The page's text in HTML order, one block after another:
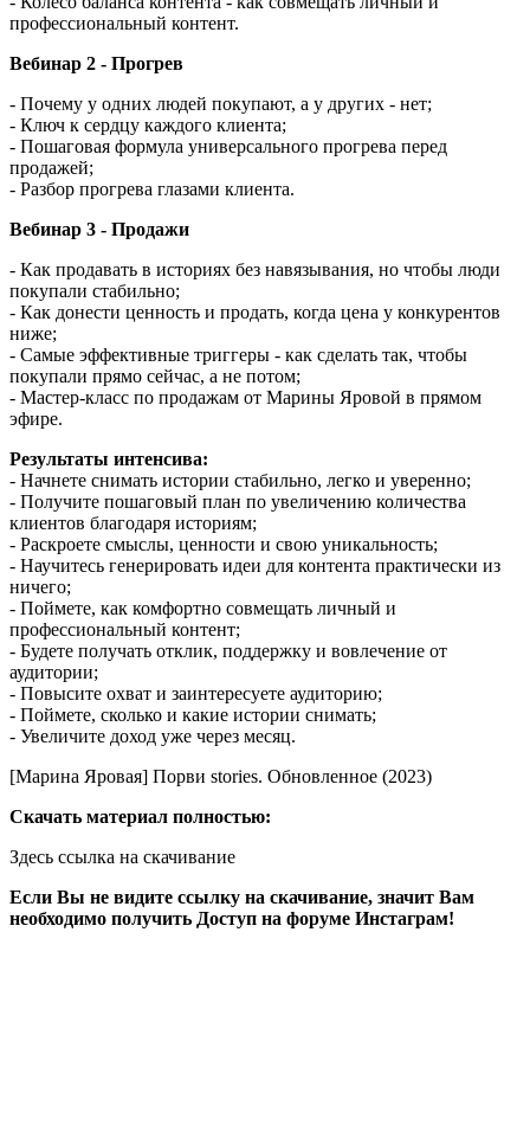
профессиональный контент.
Вебинар 2 - Прогрев
- Почему у одних людей покупают, а у других - нет;
- Ключ к сердцу каждого клиента;
- Пошаговая формула универсального прогрева перед
продажей;
- Разбор прогрева глазами клиента.
Вебинар 3 - Продажи
- Как продавать в историях без навязывания, но чтобы люди
покупали стабильно;
- Как донести ценность и продать, когда цена у конкурентов
ниже;
- Самые эффективные триггеры - как сделать так, чтобы
покупали прямо сейчас, а не потом;
- Мастер-класс по продажам от Марины Яровой в прямом
эфире.
Результаты интенсива:
- Начнете снимать истории стабильно, легко и уверенно;
- Получите пошаговый план по увеличению количества
клиентов благодаря историям;
- Раскроете смыслы, ценности и свою уникальность;
- Научитесь генерировать идеи для контента практически из
ничего;
- Поймете, как комфортно совмещать личный и
профессиональный контент;
- Будете получать отклик, поддержку и вовлечение от
аудитории;
- Повысите охват и заинтересуете аудиторию;
- Поймете, сколько и какие истории снимать;
- Увеличите доход уже через месяц.
[Марина Яровая] Порви stories. Обновленное (2023)
Скачать материал полностью:
Здесь ссылка на скачивание
Если Вы не видите ссылку на скачивание, значит Вам
необходимо получить Доступ на форуме Инстаграм!